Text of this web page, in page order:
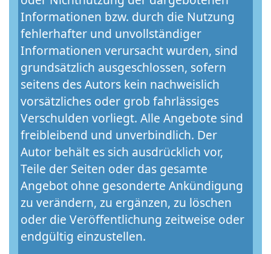
Informationen bzw. durch die Nutzung
fehlerhafter und unvollständiger
Informationen verursacht wurden, sind
grundsätzlich ausgeschlossen, sofern
seitens des Autors kein nachweislich
vorsätzliches oder grob fahrlässiges
Verschulden vorliegt. Alle Angebote sind
freibleibend und unverbindlich. Der
Autor behält es sich ausdrücklich vor,
Teile der Seiten oder das gesamte
Angebot ohne gesonderte Ankündigung
zu verändern, zu ergänzen, zu löschen
oder die Veröffentlichung zeitweise oder
endgültig einzustellen.